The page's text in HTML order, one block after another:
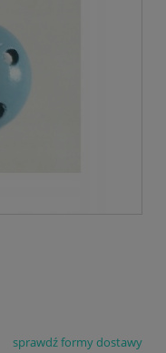
płatności
sprawdź formy dostawy